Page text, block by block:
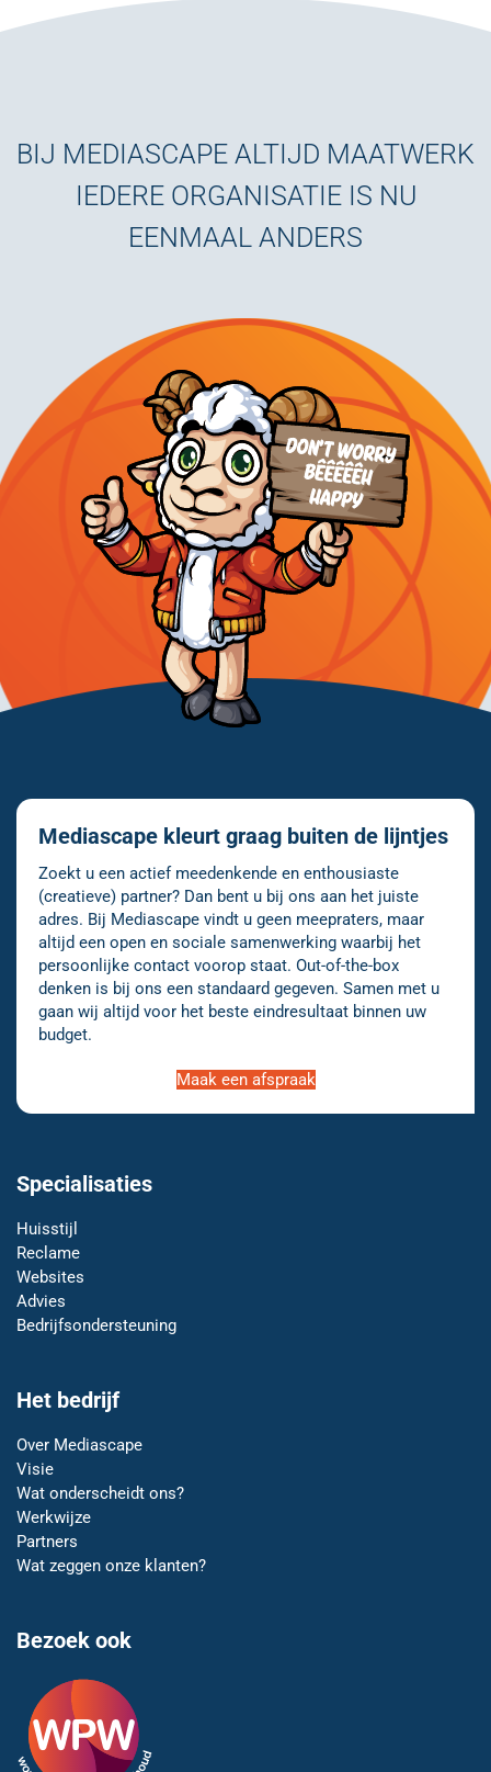
BIJ MEDIASCAPE ALTIJD MAATWERK
IEDERE ORGANISATIE IS NU
EENMAAL ANDERS
Mediascape kleurt graag buiten de lijntjes
Zoekt u een actief meedenkende en enthousiaste
(creatieve) partner? Dan bent u bij ons aan het juiste
adres. Bij Mediascape vindt u geen meepraters, maar
altijd een open en sociale samenwerking waarbij het
persoonlijke contact voorop staat. Out-of-the-box
denken is bij ons een standaard gegeven. Samen met u
gaan wij altijd voor het beste eindresultaat binnen uw
budget.
Maak een afspraak
Specialisaties
Huisstijl
Reclame
Websites
Advies
Bedrijfsondersteuning
Het bedrijf
Over Mediascape
Visie
Wat onderscheidt ons?
Werkwijze
Partners
Wat zeggen onze klanten?
Bezoek ook